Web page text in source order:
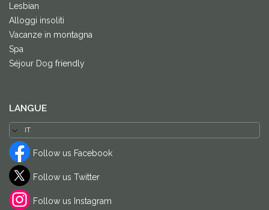
Lesbian
Alloggi insoliti
Vacanze in montagna
Spa
Séjour Dog friendly
LANGUE
Follow us Facebook
Follow us Twitter
Follow us Instagram